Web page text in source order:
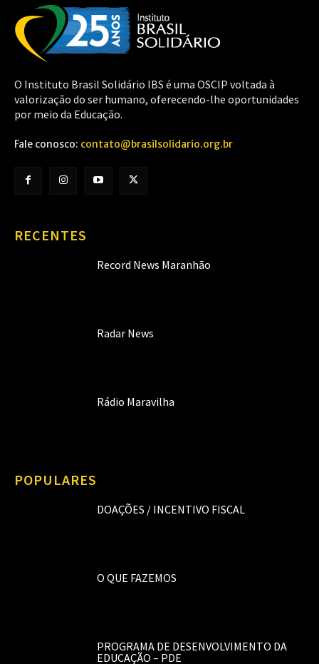
O Instituto Brasil Solidário IBS é uma OSCIP voltada à
valorização do ser humano, oferecendo-lhe oportunidades
por meio da Educação.
Fale conosco: contato@brasilsolidario.org.br
RECENTES
Record News Maranhão
Radar News
Rádio Maravilha
POPULARES
DOAÇÕES / INCENTIVO FISCAL
O QUE FAZEMOS
PROGRAMA DE DESENVOLVIMENTO DA
EDUCAÇÃO – PDE